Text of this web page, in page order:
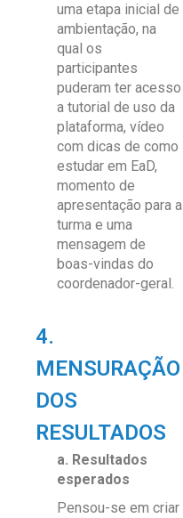
uma etapa inicial de
ambientação, na
qual os
participantes
puderam ter acesso
a tutorial de uso da
plataforma, vídeo
com dicas de como
estudar em EaD,
momento de
apresentação para a
turma e uma
mensagem de
boas-vindas do
coordenador-geral.
4.
MENSURAÇÃO
DOS
RESULTADOS
a. Resultados
esperados
Pensou-se em criar